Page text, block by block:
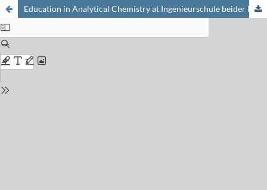
Education in Analytical Chemistry at Ingenieurschule beider Basel : Die Ausbildung in Analytischer Chemie an der Ingenieurschule beider Basel